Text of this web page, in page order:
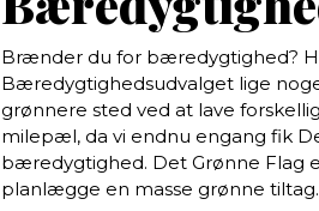
Brænder du for bæredygtighed?
Bæredygtighedsudvalget lige
grønnere sted ved at lave
milepæl, da vi endnu engang fik
bæredygtighed. Det Grønne Flag
planlægge en masse grønne tiltag.